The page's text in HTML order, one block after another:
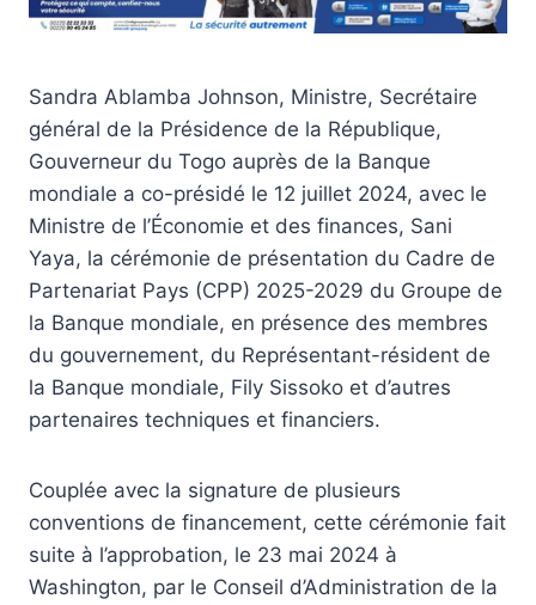
Sandra Ablamba Johnson, Ministre, Secrétaire
général de la Présidence de la République,
Gouverneur du Togo auprès de la Banque
mondiale a co-présidé le 12 juillet 2024, avec le
Ministre de l’Économie et des finances, Sani
Yaya, la cérémonie de présentation du Cadre de
Partenariat Pays (CPP) 2025-2029 du Groupe de
la Banque mondiale, en présence des membres
du gouvernement, du Représentant-résident de
la Banque mondiale, Fily Sissoko et d’autres
partenaires techniques et financiers.
Couplée avec la signature de plusieurs
conventions de financement, cette cérémonie fait
suite à l’approbation, le 23 mai 2024 à
Washington, par le Conseil d’Administration de la